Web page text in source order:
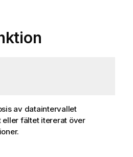
av dataintervallet
fältet itererat över